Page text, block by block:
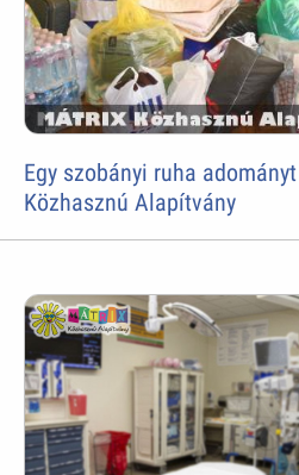
Egy szobányi ruha
Közhasznú Alapítvány